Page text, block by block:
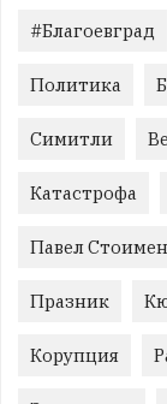
#Благоевград
Политика
Симитли
Катастрофа
Павел
Празник
Корупция